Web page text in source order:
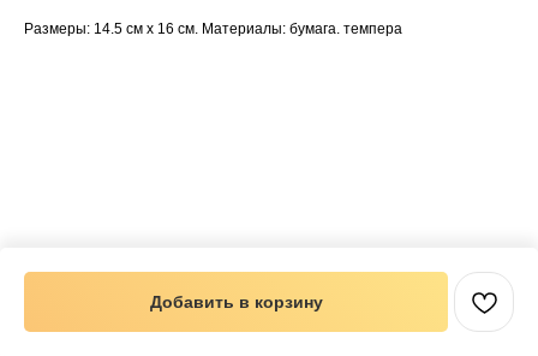
Добавить в корзину
Размеры: 14.5 см х 16 см. Материалы: бумага. темпера